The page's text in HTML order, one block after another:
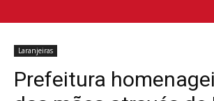
Laranjeiras
Prefeitura